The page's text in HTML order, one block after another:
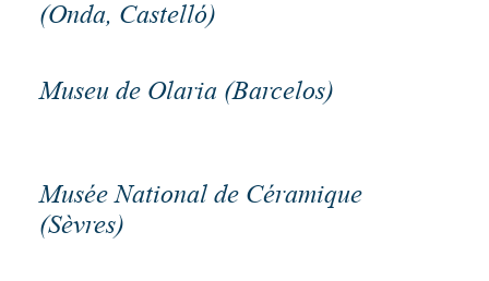
(Onda, Castelló)
Museu de Olaria (Barcelos)
Musée National de Céramique
(Sèvres)